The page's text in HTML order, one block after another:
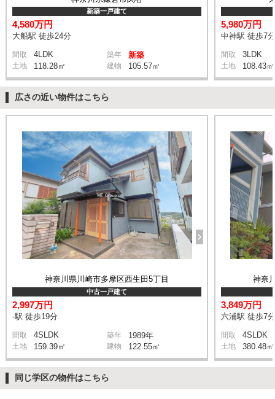
新築一戸建て
4,580万円
大船駅 徒歩24分
間取 4LDK 築年 新築
土地 118.28㎡ 建物 105.57㎡
5,980万円
中神駅 徒歩7分
間取 3LDK
土地 108.43㎡
広さの近い物件はこちら
神奈川県川崎市多摩区西生田5丁目
中古一戸建て
2,997万円
-駅 徒歩19分
間取 4SLDK 築年 1989年
土地 159.39㎡ 建物 122.55㎡
神奈
3,849万円
六浦駅 徒歩7分
間取 4SLDK
土地 380.48㎡
同じ学区の物件はこちら